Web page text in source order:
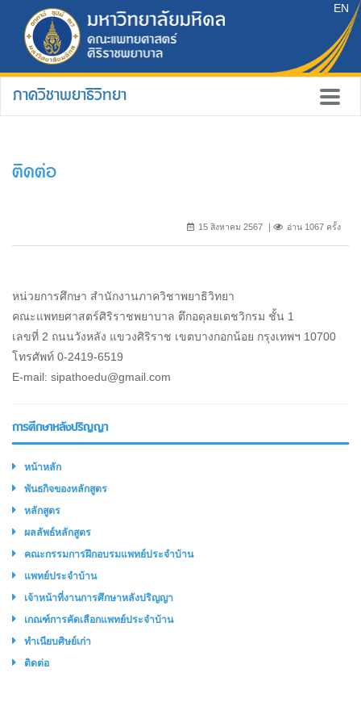
EN
ภาควิชาพยาธิวิทยา
ติดต่อ
15 สิงหาคม 2567 อ่าน 1067 ครั้ง
หน่วยการศึกษา สำนักงานภาควิชาพยาธิวิทยา
คณะแพทยศาสตร์ศิริราชพยาบาล ตึกอดุลยเดชวิกรม ชั้น 1
เลขที่ 2 ถนนวังหลัง แขวงศิริราช เขตบางกอกน้อย กรุงเทพฯ 10700
โทรศัพท์ 0-2419-6519
E-mail: sipathoedu@gmail.com
การศึกษาหลังปริญญา
หน้าหลัก
พันธกิจของหลักสูตร
หลักสูตร
ผลลัพธ์หลักสูตร
คณะกรรมการฝึกอบรมแพทย์ประจำบ้าน
แพทย์ประจำบ้าน
เจ้าหน้าที่งานการศึกษาหลังปริญญา
เกณฑ์การคัดเลือกแพทย์ประจำบ้าน
ทำเนียบศิษย์เก่า
ติดต่อ